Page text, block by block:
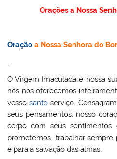
Orações a Nossa
Oração a Nossa Senhora do
.
Ó Virgem Imaculada e nossa
nós nos oferecemos
vosso santoserviço.
seus pensamentos, nosso
corpo com seus
prometemos trabalhar sempre
e para a salvação das almas.